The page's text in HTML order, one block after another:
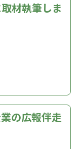
材執筆しま
の広報伴走